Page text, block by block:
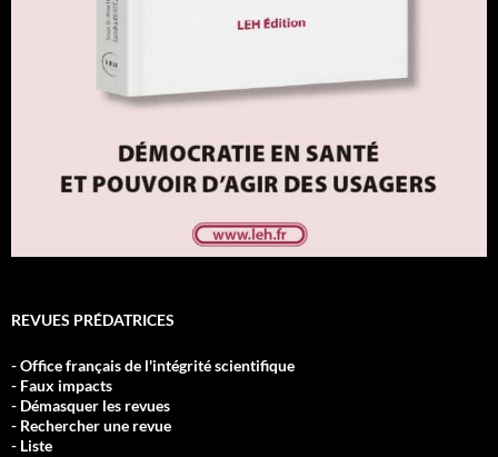
REVUES PRÉDATRICES
- Office français de l'intégrité scientifique
- Faux impacts
- Démasquer les revues
- Rechercher une revue
- Liste